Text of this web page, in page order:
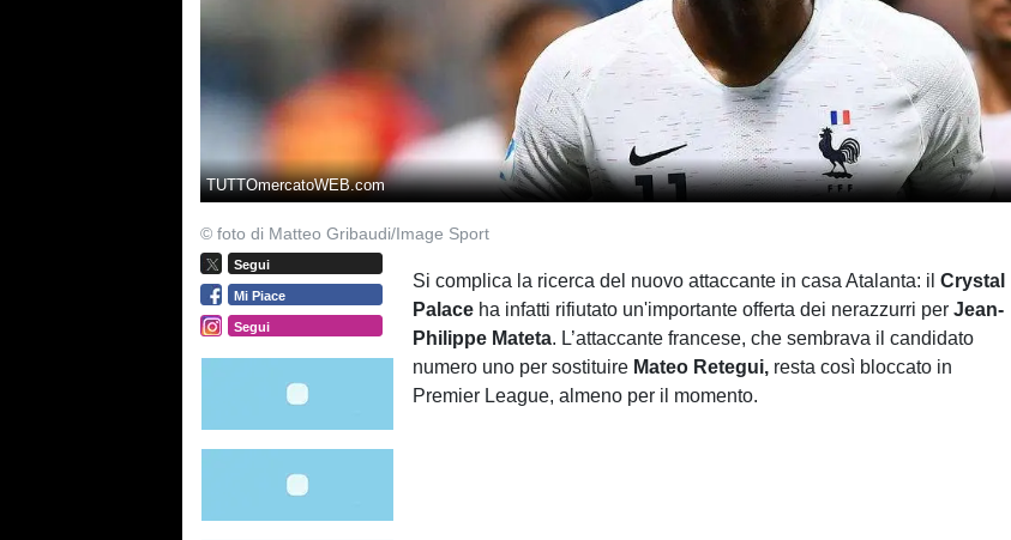
TUTTOmercatoWEB.com
© foto di Matteo Gribaudi/Image Sport
Segui
Mi Piace
Segui
Si complica la ricerca del nuovo attaccante in casa Atalanta: ilCrystal
Palace ha infatti rifiutato un'importante offerta dei nerazzurri perJean-
Philippe Mateta. L’attaccante francese, che sembrava il candidato
numero uno per sostituire Mateo Retegui, resta così bloccato in
Premier League, almeno per il momento.